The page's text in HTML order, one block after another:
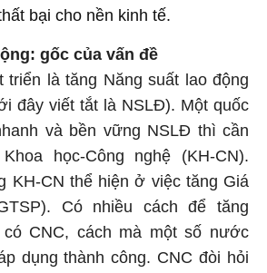
bại cho nền kinh tế.
gốc của vấn đề
triển là tăng Năng suất lao động
đây viết tắt là NSLĐ). Một quốc
và bền vững NSLĐ thì cần
học-Công nghệ (KH-CN).
KH-CN thể hiện ở việc tăng Giá
Có nhiều cách để tăng
có CNC, cách mà một số nước
dụng thành công. CNC đòi hỏi